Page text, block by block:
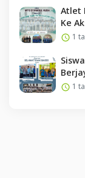
Atlet
Ke
1
1